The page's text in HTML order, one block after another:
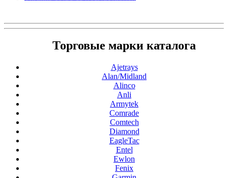
Торговые марки каталога
Ajetrays
Alan/Midland
Alinco
Anli
Armytek
Comrade
Comtech
Diamond
EagleTac
Entel
Ewlon
Fenix